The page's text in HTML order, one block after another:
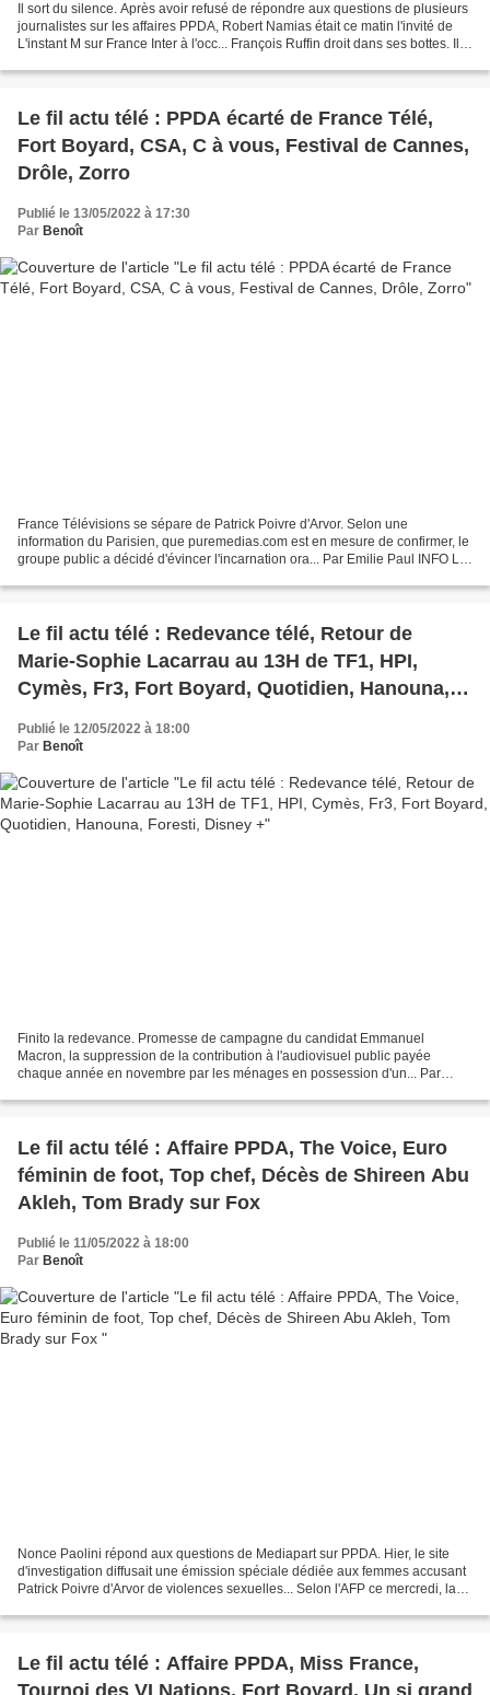
Il sort du silence. Après avoir refusé de répondre aux questions de plusieurs
journalistes sur les affaires PPDA, Robert Namias était ce matin l'invité de
L'instant M sur France Inter à l'occ... François Ruffin droit dans ses bottes. Il y
Le fil actu télé : PPDA écarté de France Télé,
Fort Boyard, CSA, C à vous, Festival de Cannes,
Drôle, Zorro
Publié le 13/05/2022 à 17:30
Par Benoît
France Télévisions se sépare de Patrick Poivre d'Arvor. Selon une
information du Parisien, que puremedias.com est en mesure de confirmer, le
groupe public a décidé d'évincer l'incarnation ora... Par Emilie Paul INFO LE
Le fil actu télé : Redevance télé, Retour de
Marie-Sophie Lacarrau au 13H de TF1, HPI,
Cymès, Fr3, Fort Boyard, Quotidien, Hanouna,
Publié le 12/05/2022 à 18:00
Par Benoît
Finito la redevance. Promesse de campagne du candidat Emmanuel
Macron, la suppression de la contribution à l'audiovisuel public payée
chaque année en novembre par les ménages en possession d'un... Par
Le fil actu télé : Affaire PPDA, The Voice, Euro
féminin de foot, Top chef, Décès de Shireen Abu
Akleh, Tom Brady sur Fox
Publié le 11/05/2022 à 18:00
Par Benoît
Nonce Paolini répond aux questions de Mediapart sur PPDA. Hier, le site
d'investigation diffusait une émission spéciale dédiée aux femmes accusant
Patrick Poivre d'Arvor de violences sexuelles... Selon l'AFP ce mercredi, la
Le fil actu télé : Affaire PPDA, Miss France,
Tournoi des VI Nations, Fort Boyard, Un si grand